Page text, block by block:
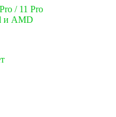
/ 11 Pro
и AMD